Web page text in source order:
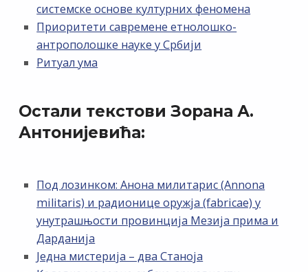
системске основе културних феномена
Приоритети савремене етнолошко-
антрополошке науке у Србији
Ритуал ума
Остали текстови Зорана А.
Антонијевића:
Под лозинком: Анона милитарис (Annona
militaris) и радионице оружја (fabricae) у
унутрашњости провинција Мезија прима и
Дарданија
Једна мистерија – два Станоја